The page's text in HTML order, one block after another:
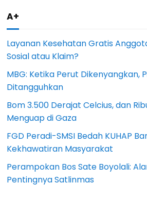
A+
Layanan Kesehatan Gratis
Sosial atau Klaim?
MBG: Ketika Perut Dikenyangkan,
Ditangguhkan
Bom 3.500 Derajat Celcius, dan
Menguap di Gaza
FGD Peradi-SMSI Bedah KUHAP
Kekhawatiran Masyarakat
Perampokan Bos Sate Boyolali:
Pentingnya Satlinmas